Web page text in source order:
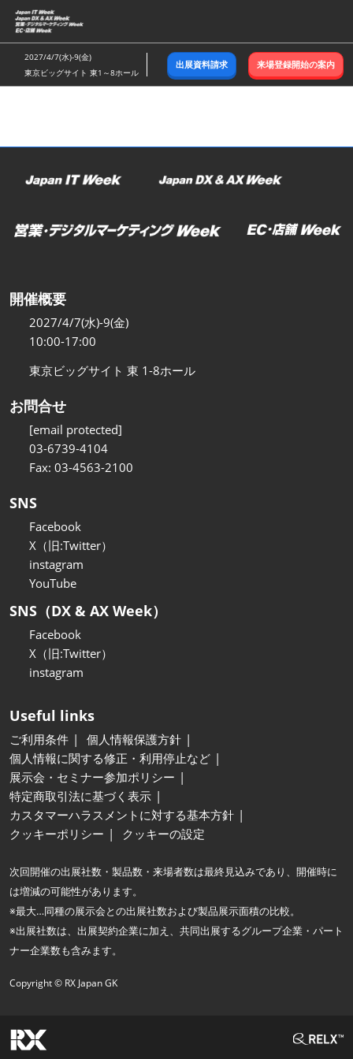
ス
キ
ッ
し
む
2027/4/7(水)-9(金)
東京ビッグサイト 東1～8ホール
出展資料請求 来場登録開始の案内
開催概要
2027/4/7(水)-9(金)
10:00-17:00
東京ビッグサイト 東 1-8ホール
お問合せ
[email protected]
03-6739-4104
Fax: 03-4563-2100
SNS
Facebook
X（旧:Twitter）
instagram
YouTube
SNS（DX & AX Week）
Facebook
X（旧:Twitter）
instagram
Useful links
ご利用条件
個人情報保護方針
個人情報に関する修正・利用停止など
展示会・セミナー参加ポリシー
特定商取引法に基づく表示
カスタマーハラスメントに対する基本方針
クッキーポリシー
クッキーの設定
次回開催の出展社数・製品数・来場者数は最終見込みであり、開催時に
は増減の可能性があります。
※最大…同種の展示会との出展社数および製品展示面積の比較。
※出展社数は、出展契約企業に加え、共同出展するグループ企業・パート
ナー企業数も含みます。
Copyright © RX Japan GK